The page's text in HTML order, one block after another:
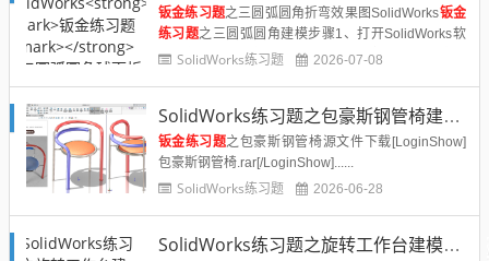
钣金练习题之三圆弧圆角折弯效果图SolidWorks钣金
练习题之三圆弧圆角建模步骤1、打开SolidWorks软
件，新建零件，然后【基体法兰】上视基准面画中心
SolidWorks练习题 2026-07-08
SolidWorks练习题之包豪斯钢管椅建模，思路打开画图效率翻倍
钣金练习题之包豪斯钢管椅源文件下载[LoginShow]
包豪斯钢管椅.rar[/LoginShow]......
SolidWorks练习题 2026-06-28
SolidWorks练习题之旋转工作台建模，零件里面也能插入零件